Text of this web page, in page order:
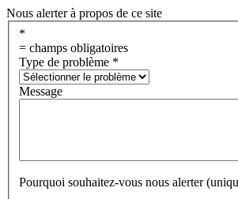
Nous alerter à propos de ce site
*
= champs obligatoires
Type de problème *
Message
Pourquoi souhaitez-vous nous alerter